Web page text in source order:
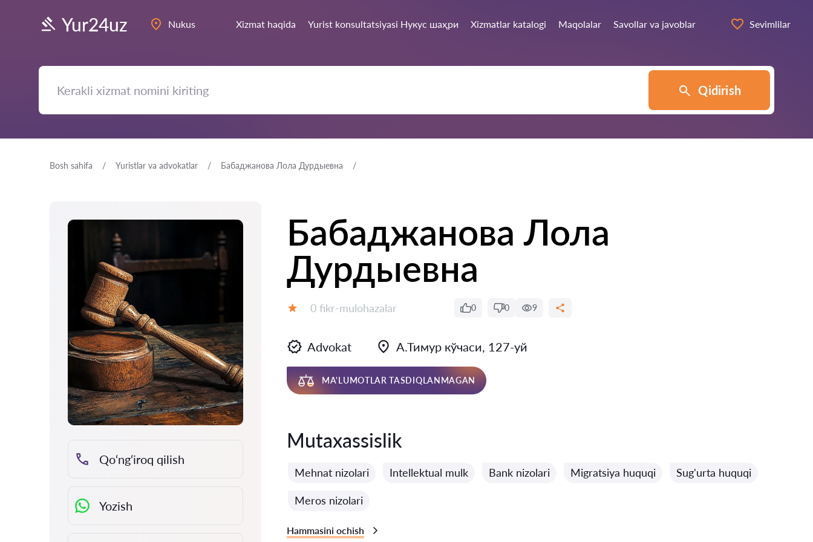
Yur24uz Nukus Xizmat haqida Yurist konsultatsiyasi Нукус шаҳри Xizmatlar katalogi Maqolalar Savollar va javoblar Sevimlilar
Qidirish
Bosh sahifa Yuristlar va advokatlar Бабаджанова Лола Дурдыевна
Qo‘ng‘iroq qilish
Yozish
Бабаджанова Лола
Дурдыевна
Fikrlar:
0 fikr-mulohazalar 0 0 9
Advokat А.Тимур кўчаси, 127-уй
MA'LUMOTLAR TASDIQLANMAGAN
Mutaxassislik
Mehnat nizolari Intellektual mulk Bank nizolari Migratsiya huquqi Sug'urta huquqi
Meros nizolari
Hammasini ochish